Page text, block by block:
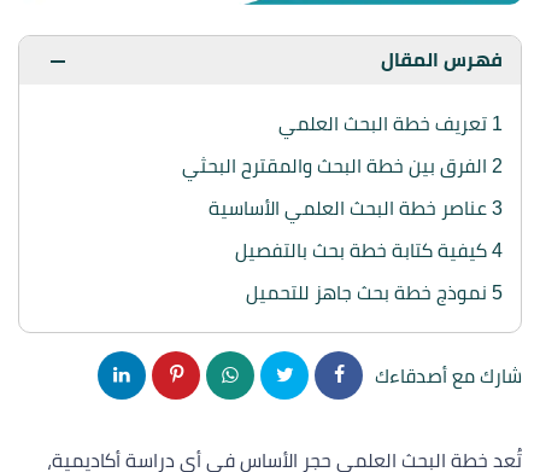
فهرس المقال
1 تعريف خطة البحث العلمي
2 الفرق بين خطة البحث والمقترح البحثي
3 عناصر خطة البحث العلمي الأساسية
4 كيفية كتابة خطة بحث بالتفصيل
5 نموذج خطة بحث جاهز للتحميل
شارك مع أصدقاءك
تُعد خطة البحث العلمي حجر الأساس في أي دراسة أكاديمية،